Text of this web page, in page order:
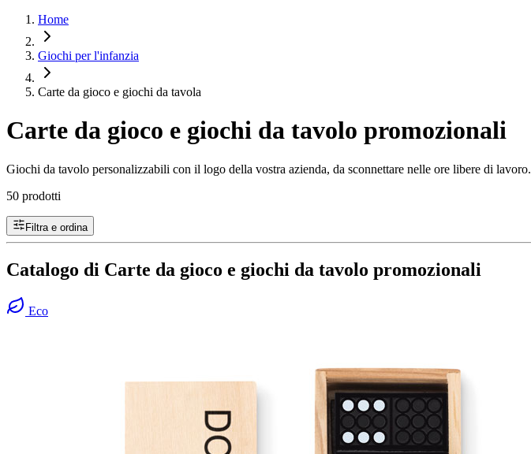
Home
Giochi per l'infanzia
Carte da gioco e giochi da tavola
Carte da gioco e giochi da tavolo promozionali
Giochi da tavolo personalizzabili con il logo della vostra azienda, da sconnettare nelle ore libere di lavoro.
50 prodotti
Filtra e ordina
Catalogo di Carte da gioco e giochi da tavolo promozionali
Eco